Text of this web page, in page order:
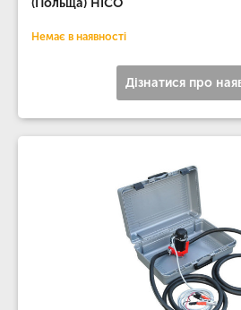
(Польща) HICO
Немає в наявності
Дізнатися про